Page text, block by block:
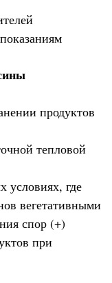
продуктов
тепловой
условиях, где
вегетативными
спор (+)
при